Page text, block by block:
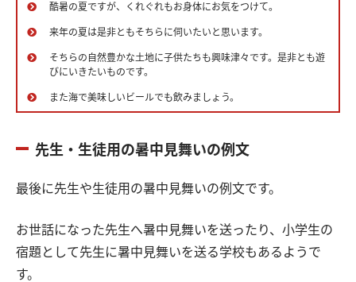
酷暑の夏ですが、くれぐれもお身体にお気をつけて。
来年の夏は是非ともそちらに伺いたいと思います。
そちらの自然豊かな土地に子供たちも興味津々です。是非とも遊
びにいきたいものです。
また海で美味しいビールでも飲みましょう。
先生・生徒用の暑中見舞いの例文
最後に先生や生徒用の暑中見舞いの例文です。
お世話になった先生へ暑中見舞いを送ったり、小学生の
宿題として先生に暑中見舞いを送る学校もあるようで
す。